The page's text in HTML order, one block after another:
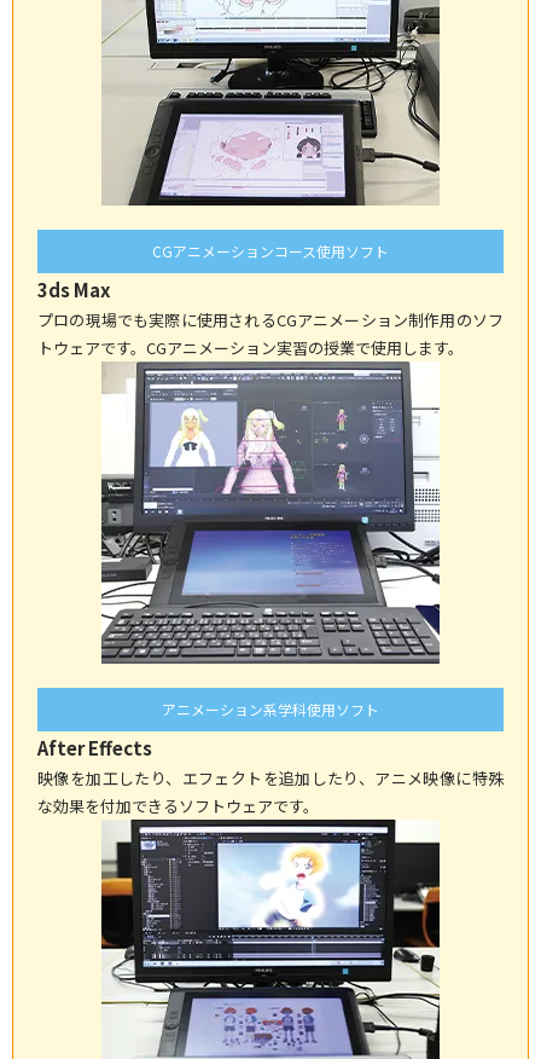
CGアニメーションコース使用ソフト
3ds Max
プロの現場でも実際に使用されるCGアニメーション制作用のソフ
トウェアです。CGアニメーション実習の授業で使用します。
アニメーション系学科使用ソフト
After Effects
映像を加工したり、エフェクトを追加したり、アニメ映像に特殊
な効果を付加できるソフトウェアです。